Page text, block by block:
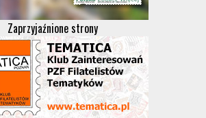
Zaprzyjaźnione strony